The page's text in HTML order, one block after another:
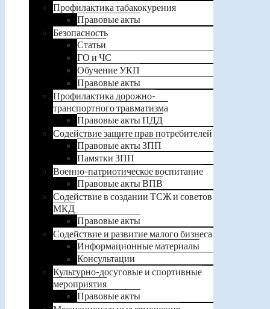
Профилактика табакокурения
Правовые акты
Безопасность
Статьи
ГО и ЧС
Обучение УКП
Правовые акты
Профилактика дорожно-
транспортного травматизма
Правовые акты ПДД
Содействие защите прав потребителей
Правовые акты ЗПП
Памятки ЗПП
Военно-патриотическое воспитание
Правовые акты ВПВ
Содействие в создании ТСЖ и советов
МКД
Правовые акты
Содействие и развитие малого бизнеса
Информационные материалы
Консультации
Культурно-досуговые и спортивные
мероприятия
Правовые акты